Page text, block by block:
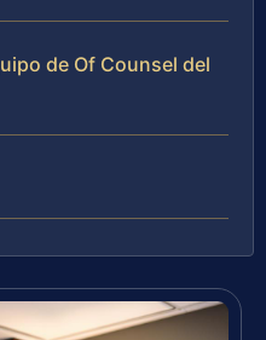
de Of Counsel del